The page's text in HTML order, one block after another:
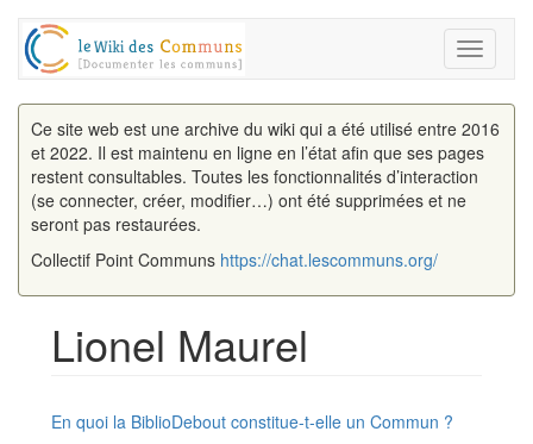
Toggle
Ce site web est une archive du wiki qui a été utilisé entre 2016
et 2022. Il est maintenu en ligne en l’état afin que ses pages
restent consultables. Toutes les fonctionnalités d’interaction
(se connecter, créer, modifier…) ont été supprimées et ne
seront pas restaurées.
Collectif Point Communs https://chat.lescommuns.org/
Lionel Maurel
En quoi la BiblioDebout constitue-t-elle un Commun ?